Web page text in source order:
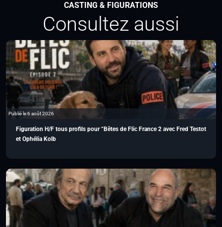
CASTING & FIGURATIONS
Consultez aussi
Publié le 6 août 2026
Figuration H/F tous profils pour “Bêtes de Flic France 2 avec Fred Testot
et Ophélia Kolb